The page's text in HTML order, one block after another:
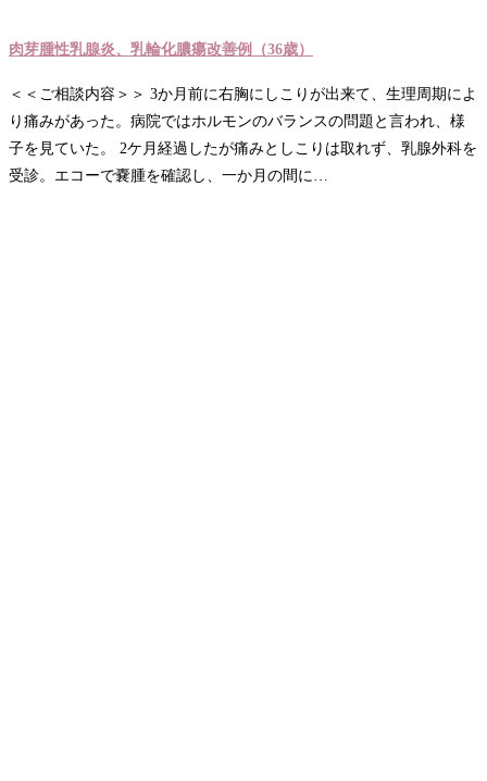
肉芽腫性乳腺炎、乳輪化膿瘍改善例（36歳）
＜＜ご相談内容＞＞ 3か月前に右胸にしこりが出来て、生理周期によ
り痛みがあった。病院ではホルモンのバランスの問題と言われ、様
子を見ていた。 2ケ月経過したが痛みとしこりは取れず、乳腺外科を
受診。エコーで嚢腫を確認し、一か月の間に…